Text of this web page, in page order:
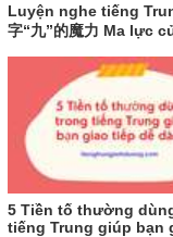
Luyện nghe tiếng
字“九”的魔力 Ma lực
5 Tiền tố thường
tiếng Trung giúp bạn